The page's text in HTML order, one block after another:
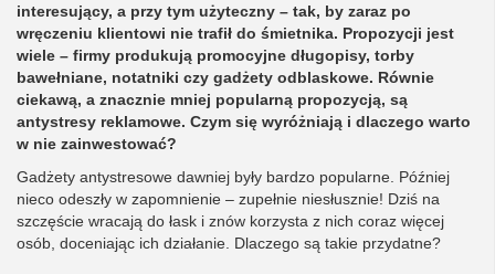
interesujący, a przy tym użyteczny – tak, by zaraz po
wręczeniu klientowi nie trafił do śmietnika. Propozycji jest
wiele – firmy produkują promocyjne długopisy, torby
bawełniane, notatniki czy gadżety odblaskowe. Równie
ciekawą, a znacznie mniej popularną propozycją, są
antystresy reklamowe. Czym się wyróżniają i dlaczego warto
w nie zainwestować?
Gadżety antystresowe dawniej były bardzo popularne. Później
nieco odeszły w zapomnienie – zupełnie niesłusznie! Dziś na
szczęście wracają do łask i znów korzysta z nich coraz więcej
osób, doceniając ich działanie. Dlaczego są takie przydatne?